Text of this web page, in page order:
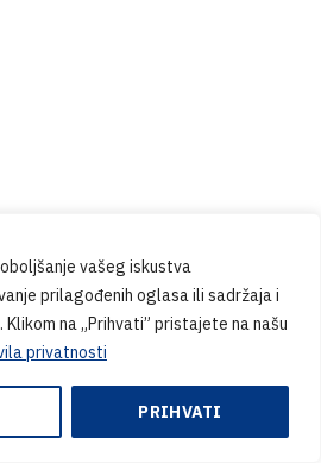
vašeg iskustva
prilagođenih oglasa ili sadržaja i
na „Prihvati” pristajete na našu
privatnosti
PRIHVATI